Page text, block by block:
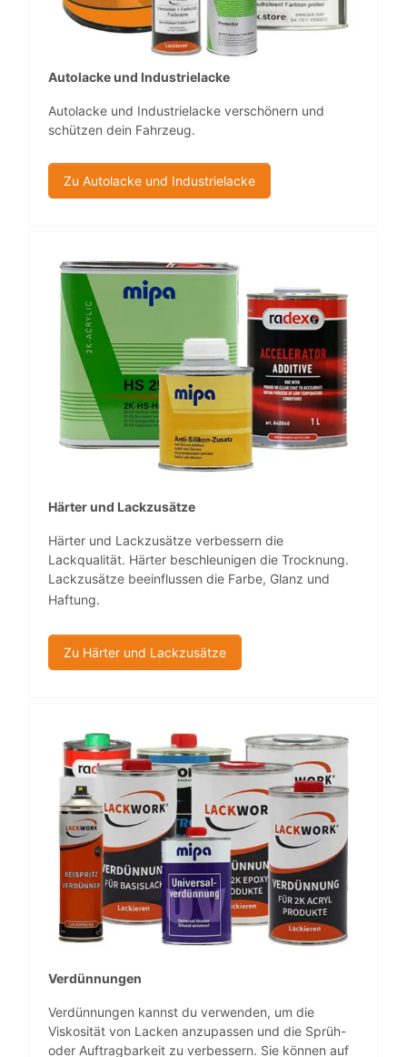
Autolacke und Industrielacke
Autolacke und Industrielacke verschönern und
schützen dein Fahrzeug.
Zu Autolacke und Industrielacke
Härter und Lackzusätze
Härter und Lackzusätze verbessern die
Lackqualität. Härter beschleunigen die Trocknung.
Lackzusätze beeinflussen die Farbe, Glanz und
Haftung.
Zu Härter und Lackzusätze
Verdünnungen
Verdünnungen kannst du verwenden, um die
Viskosität von Lacken anzupassen und die Sprüh-
oder Auftragbarkeit zu verbessern. Sie können auf